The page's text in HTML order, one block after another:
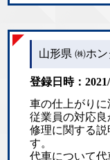
山形県 ㈱ホン
登録日時：
車の仕上がりに
従業員の対応良
修理に関する
す。
代車について代